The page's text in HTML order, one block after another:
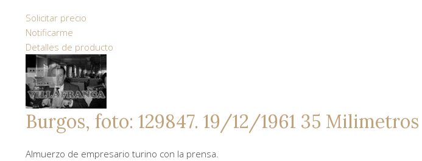
Solicitar precio
Notificarme
Detalles de producto
Burgos, foto: 129847. 19/12/1961 35 Milimetros
Almuerzo de empresario turino con la prensa.